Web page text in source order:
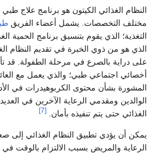
النظام الغذائي الكيتون هو برنامج علاج
مختلف التخصصات. يشمل أعضاء الفريق
التغذية؛ الذي يقوم بتنسيق برنامج الحمية
الذي هو من ذوي الخبرة في تقديم النظام
على دراية بالصرع في مرحلة الطفولة. قد
أخصائي اجتماعي طبي؛ والذي يعمل مع
المشورة بشأن محتوى الكربوهيدرات في
الوالدين ومقدمي الرعاية الآخرين في
الغذائي حتى يتم تنفيذه بأمان. [7]
يمكن أن يؤدي تطبيق النظام الغذائي إلى
الرعاية والمريض بسبب الالتزام بالوقت